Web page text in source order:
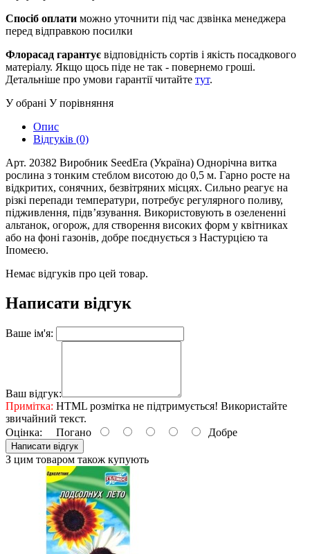
Спосіб оплати можно уточнити під час дзвінка менеджера
перед відправкою посилки
Флорасад гарантує відповідність сортів і якість посадкового
матеріалу. Якщо щось піде не так - повернемо гроші.
Детальніше про умови гарантії читайте тут.
У обрані У порівняння
Опис
Відгуків (0)
Арт. 20382 Виробник SeedEra (Україна) Однорічна витка
рослина з тонким стеблом висотою до 0,5 м. Гарно росте на
відкритих, сонячних, безвітряних місцях. Сильно реагує на
різкі перепади температури, потребує регулярного поливу,
підживлення, підв’язування. Використовують в озелененні
альтанок, огорож, для створення високих форм у квітниках
або на фоні газонів, добре поєднується з Настурцією та
Іпомеєю.
Немає відгуків про цей товар.
Написати відгук
Ваше ім'я:
Ваш відгук:
Примітка: HTML розмітка не підтримується! Використайте
звичайний текст.
Оцінка: Погано Добре
Написати відгук
З цим товаром також купують